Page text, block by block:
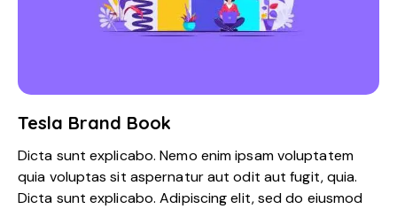
Tesla Brand Book
Dicta sunt explicabo. Nemo enim ipsam voluptatem
quia voluptas sit aspernatur aut odit aut fugit, quia.
Dicta sunt explicabo. Adipiscing elit, sed do eiusmod